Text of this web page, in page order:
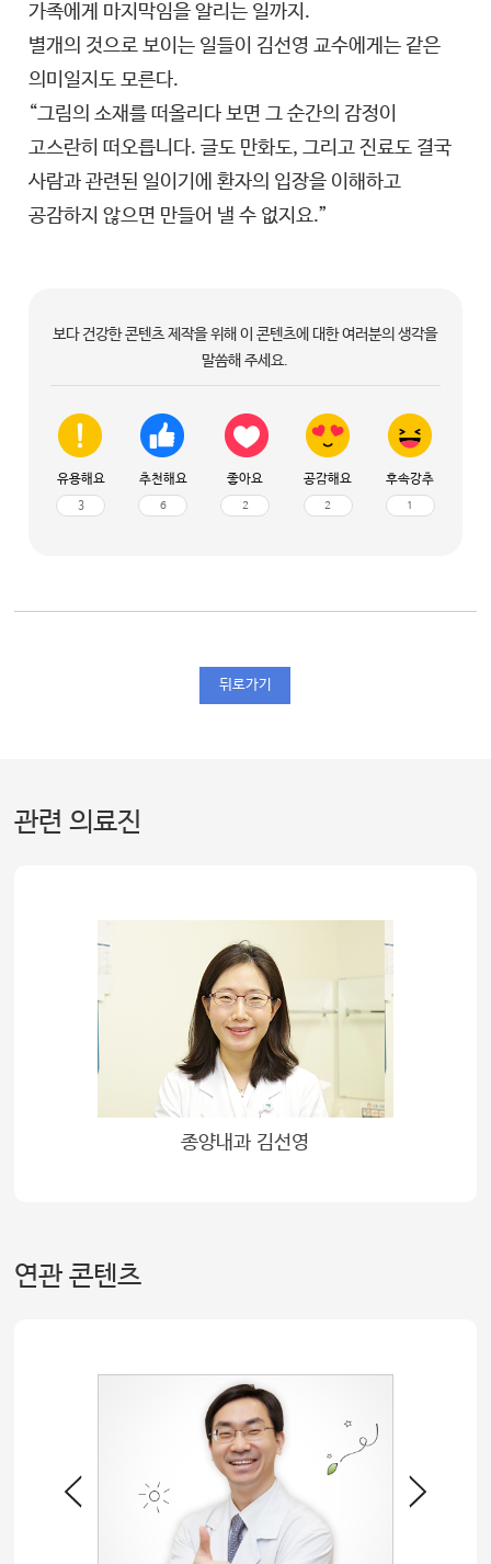
가족에게 마지막임을 알리는 일까지.
별개의 것으로 보이는 일들이 김선영 교수에게는 같은
의미일지도 모른다.
“그림의 소재를 떠올리다 보면 그 순간의 감정이
고스란히 떠오릅니다. 글도 만화도, 그리고 진료도 결국
사람과 관련된 일이기에 환자의 입장을 이해하고
공감하지 않으면 만들어 낼 수 없지요.”
보다 건강한 콘텐츠 제작을 위해 이 콘텐츠에 대한 여러분의 생각을
말씀해 주세요.
유용해요
3
추천해요
6
좋아요
2
공감해요
2
후속강추
1
뒤로가기
관련 의료진
종양내과 김선영
연관 콘텐츠